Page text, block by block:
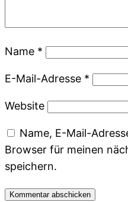
Name *
E-Mail-Adresse *
Website
Name, E-Mail-
Browser für meinen
speichern.